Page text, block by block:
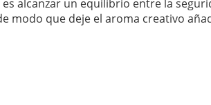
alcanzar un equilibrio entre la
modo que deje el aroma creativo